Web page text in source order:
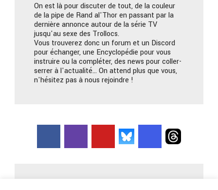
On est là pour discuter de tout, de la couleur
de la pipe de Rand al'Thor en passant par la
dernière annonce autour de la série TV
jusqu'au sexe des Trollocs.
Vous trouverez donc un forum et un Discord
pour échanger, une Encyclopédie pour vous
instruire ou la compléter, des news pour coller-
serrer à l'actualité… On attend plus que vous,
n'hésitez pas à nous rejoindre !